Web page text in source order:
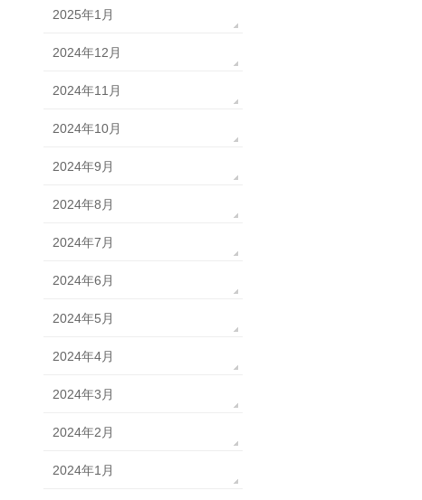
2025年1月
2024年12月
2024年11月
2024年10月
2024年9月
2024年8月
2024年7月
2024年6月
2024年5月
2024年4月
2024年3月
2024年2月
2024年1月